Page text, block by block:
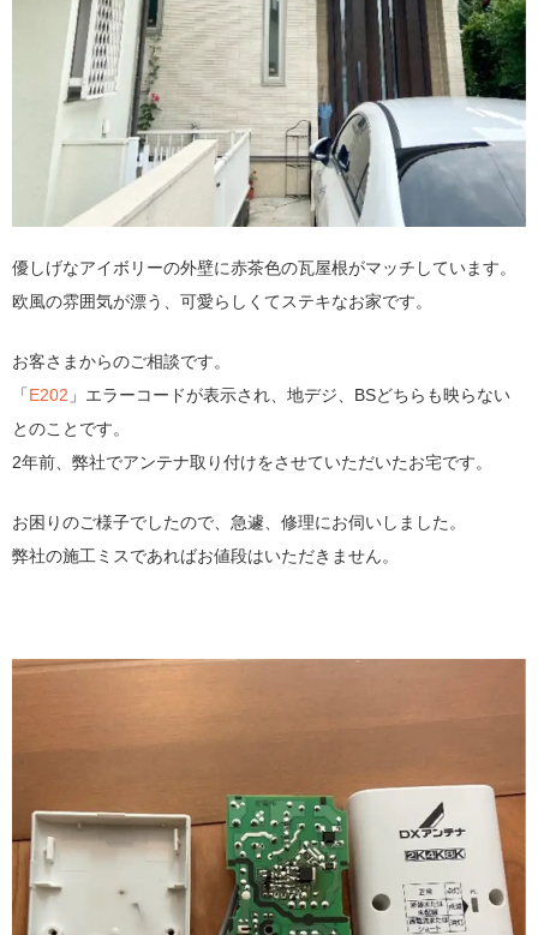
優しげなアイボリーの外壁に赤茶色の瓦屋根がマッチしています。
欧風の雰囲気が漂う、可愛らしくてステキなお家です。
お客さまからのご相談です。
「E202 」エラーコードが表示され、地デジ、BSどちらも映らない
とのことです。
2年前、弊社でアンテナ取り付けをさせていただいたお宅です。
お困りのご様子でしたので、急遽、修理にお伺いしました。
弊社の施工ミスであればお値段はいただきません。